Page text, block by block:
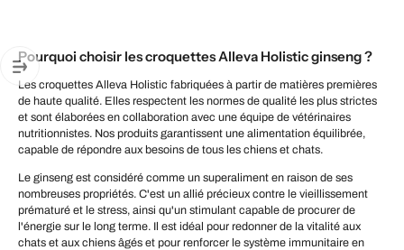
Pourquoi choisir les croquettes Alleva Holistic ginseng ?
Les croquettes Alleva Holistic fabriquées à partir de matières premières
de haute qualité. Elles respectent les normes de qualité les plus strictes
et sont élaborées en collaboration avec une équipe de vétérinaires
nutritionnistes. Nos produits garantissent une alimentation équilibrée,
capable de répondre aux besoins de tous les chiens et chats.
Le ginseng est considéré comme un superaliment en raison de ses
nombreuses propriétés. C'est un allié précieux contre le vieillissement
prématuré et le stress, ainsi qu'un stimulant capable de procurer de
l'énergie sur le long terme. Il est idéal pour redonner de la vitalité aux
chats et aux chiens âgés et pour renforcer le système immunitaire en